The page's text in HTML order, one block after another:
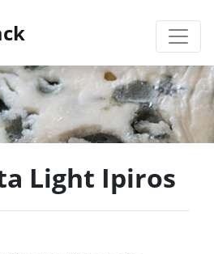
Light Ipiros